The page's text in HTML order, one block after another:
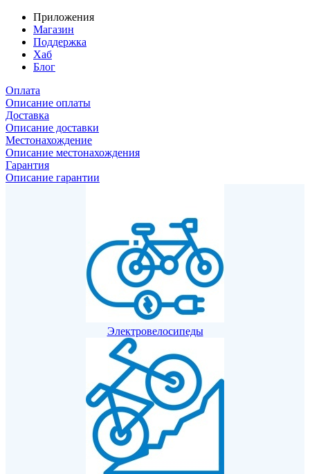
Приложения
Магазин
Поддержка
Хаб
Блог
Оплата
Описание оплаты
Доставка
Описание доставки
Местонахождение
Описание местонахождения
Гарантия
Описание гарантии
Электровелосипеды